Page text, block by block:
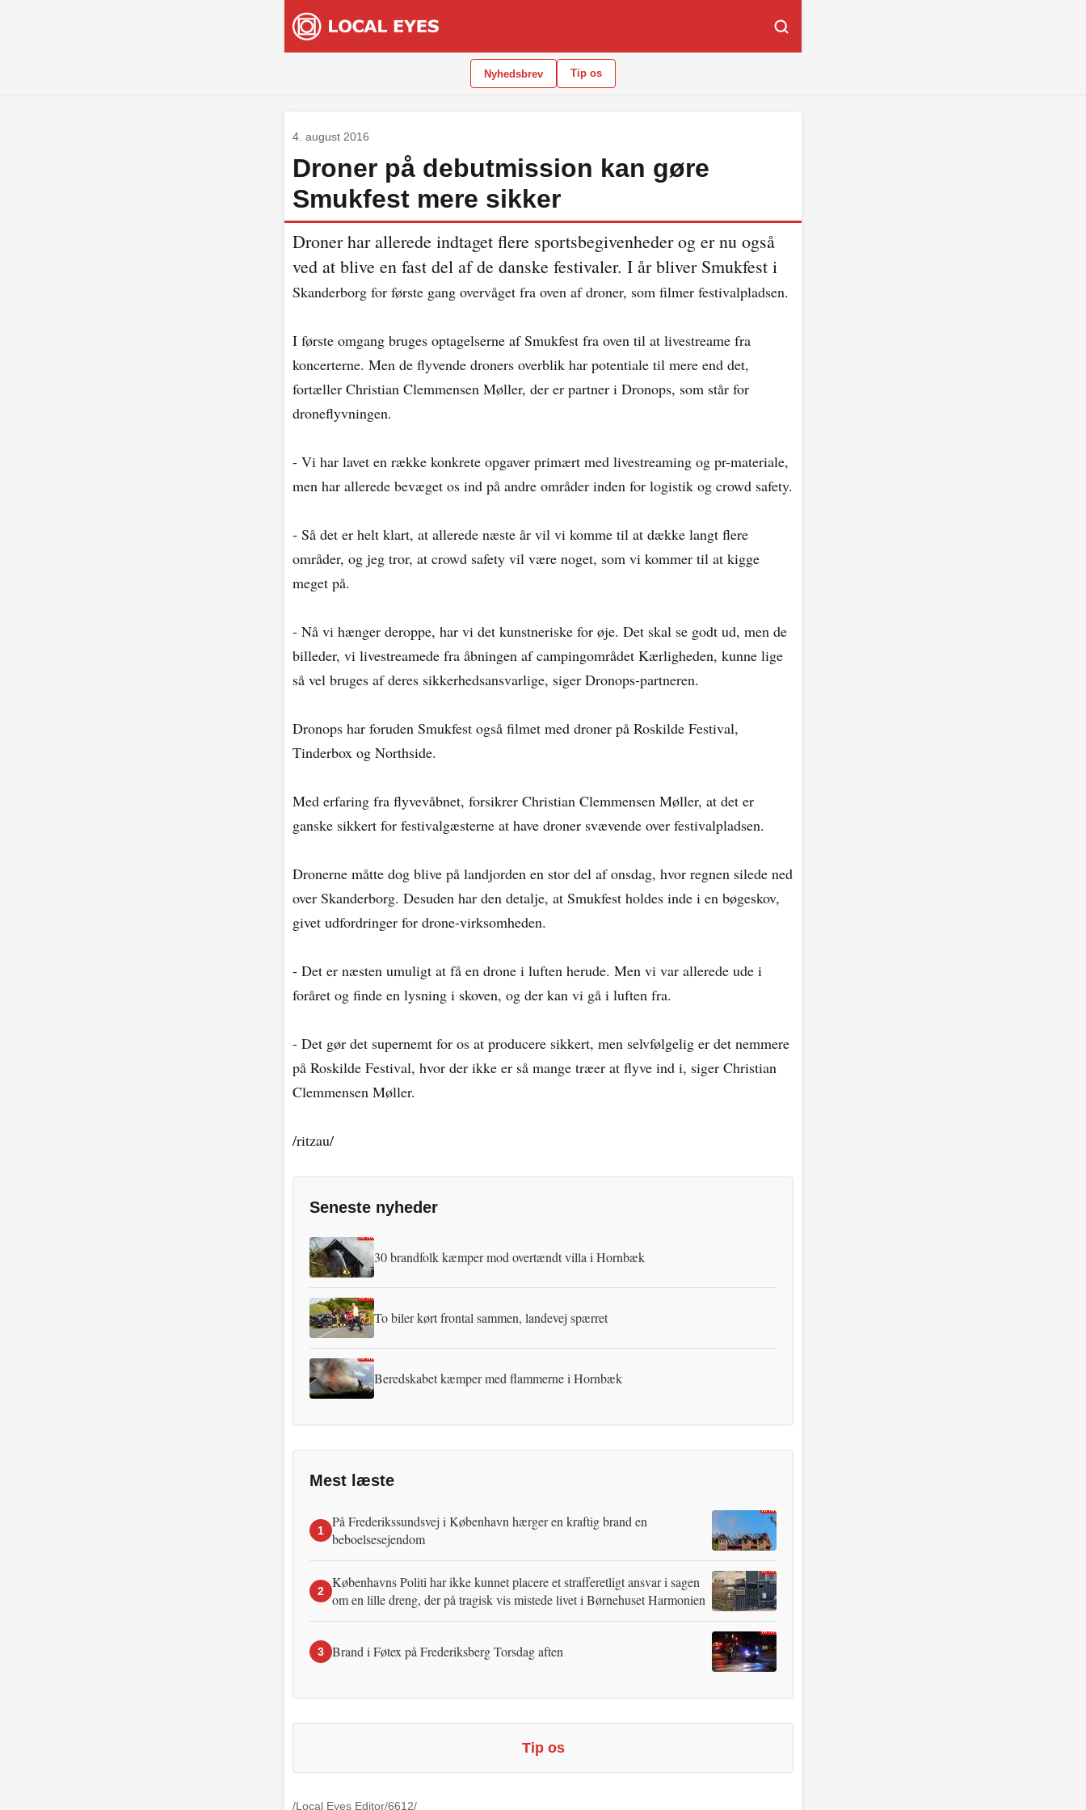
Nyhedsbrev Tip os
4. august 2016
Droner på debutmission kan gøre
Smukfest mere sikker
Droner har allerede indtaget flere sportsbegivenheder og er nu også
ved at blive en fast del af de danske festivaler. I år bliver Smukfest i
Skanderborg for første gang overvåget fra oven af droner, som filmer festivalpladsen.
I første omgang bruges optagelserne af Smukfest fra oven til at livestreame fra
koncerterne. Men de flyvende droners overblik har potentiale til mere end det,
fortæller Christian Clemmensen Møller, der er partner i Dronops, som står for
droneflyvningen.
- Vi har lavet en række konkrete opgaver primært med livestreaming og pr-materiale,
men har allerede bevæget os ind på andre områder inden for logistik og crowd safety.
- Så det er helt klart, at allerede næste år vil vi komme til at dække langt flere
områder, og jeg tror, at crowd safety vil være noget, som vi kommer til at kigge
meget på.
- Nå vi hænger deroppe, har vi det kunstneriske for øje. Det skal se godt ud, men de
billeder, vi livestreamede fra åbningen af campingområdet Kærligheden, kunne lige
så vel bruges af deres sikkerhedsansvarlige, siger Dronops-partneren.
Dronops har foruden Smukfest også filmet med droner på Roskilde Festival,
Tinderbox og Northside.
Med erfaring fra flyvevåbnet, forsikrer Christian Clemmensen Møller, at det er
ganske sikkert for festivalgæsterne at have droner svævende over festivalpladsen.
Dronerne måtte dog blive på landjorden en stor del af onsdag, hvor regnen silede ned
over Skanderborg. Desuden har den detalje, at Smukfest holdes inde i en bøgeskov,
givet udfordringer for drone-virksomheden.
- Det er næsten umuligt at få en drone i luften herude. Men vi var allerede ude i
foråret og finde en lysning i skoven, og der kan vi gå i luften fra.
- Det gør det supernemt for os at producere sikkert, men selvfølgelig er det nemmere
på Roskilde Festival, hvor der ikke er så mange træer at flyve ind i, siger Christian
Clemmensen Møller.
/ritzau/
Seneste nyheder
30 brandfolk kæmper mod overtændt villa i Hornbæk
To biler kørt frontal sammen, landevej spærret
Beredskabet kæmper med flammerne i Hornbæk
Mest læste
1
På Frederikssundsvej i København hærger en kraftig brand en
beboelsesejendom
2
Københavns Politi har ikke kunnet placere et strafferetligt ansvar i sagen
om en lille dreng, der på tragisk vis mistede livet i Børnehuset Harmonien
3 Brand i Føtex på Frederiksberg Torsdag aften
Tip os
/Local Eyes Editor/6612/